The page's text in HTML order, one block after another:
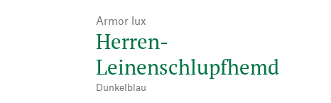
Armor lux
Herren-
Leinenschlupfhemd
Dunkelblau